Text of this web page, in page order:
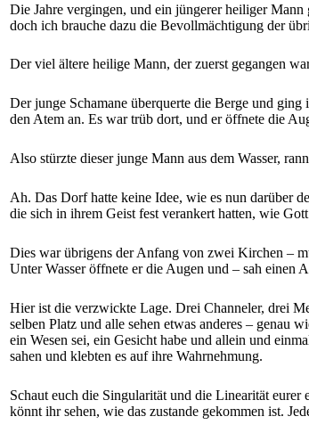
Die Jahre vergingen, und ein jüngerer heiliger Mann
doch ich brauche dazu die Bevollmächtigung der
Der viel ältere heilige Mann, der zuerst gegangen
Der junge Schamane überquerte die Berge und ging
den Atem an. Es war trüb dort, und er öffnete die
Also stürzte dieser junge Mann aus dem Wasser,
Ah. Das Dorf hatte keine Idee, wie es nun darüber
die sich in ihrem Geist fest verankert hatten, wie
Dies war übrigens der Anfang von zwei Kirchen –
Unter Wasser öffnete er die Augen und – sah einen
Hier ist die verzwickte Lage. Drei Channeler, drei
selben Platz und alle sehen etwas anderes – genau
ein Wesen sei, ein Gesicht habe und allein und
sahen und klebten es auf ihre Wahrnehmung.
Schaut euch die Singularität und die Linearität
könnt ihr sehen, wie das zustande gekommen ist.